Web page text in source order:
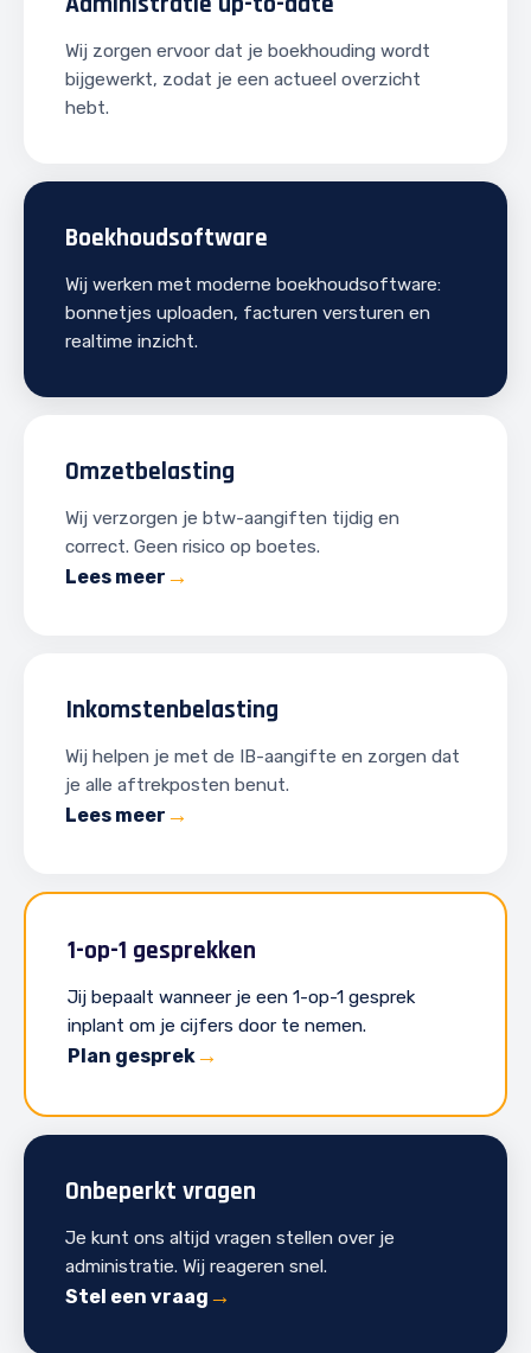
Wij zorgen ervoor dat je boekhouding wordt
bijgewerkt, zodat je een actueel overzicht
hebt.
Boekhoudsoftware
Wij werken met moderne boekhoudsoftware:
bonnetjes uploaden, facturen versturen en
realtime inzicht.
Omzetbelasting
Wij verzorgen je btw-aangiften tijdig en
correct. Geen risico op boetes.
Lees meer
Inkomstenbelasting
Wij helpen je met de IB-aangifte en zorgen dat
je alle aftrekposten benut.
Lees meer
1-op-1 gesprekken
Jij bepaalt wanneer je een 1-op-1 gesprek
inplant om je cijfers door te nemen.
Plan gesprek
Onbeperkt vragen
Je kunt ons altijd vragen stellen over je
administratie. Wij reageren snel.
Stel een vraag